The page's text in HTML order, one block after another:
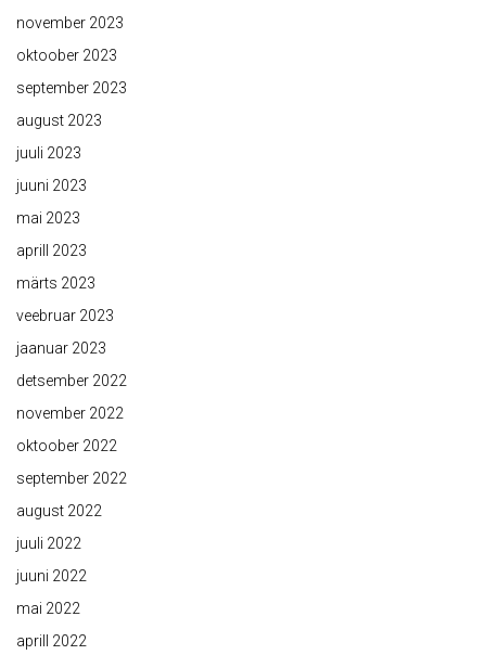
november 2023
oktoober 2023
september 2023
august 2023
juuli 2023
juuni 2023
mai 2023
aprill 2023
märts 2023
veebruar 2023
jaanuar 2023
detsember 2022
november 2022
oktoober 2022
september 2022
august 2022
juuli 2022
juuni 2022
mai 2022
aprill 2022